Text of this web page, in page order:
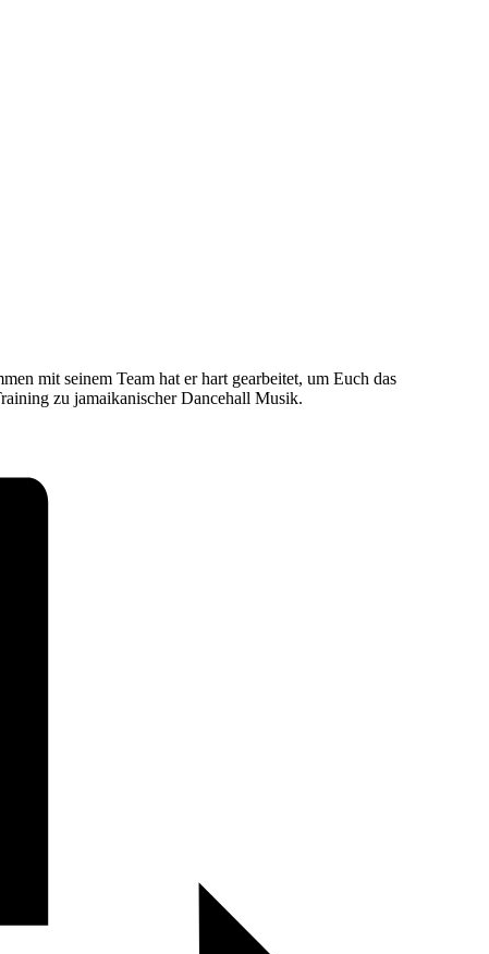
mit seinem Team hat er hart gearbeitet, um Euch das
zu jamaikanischer Dancehall Musik.